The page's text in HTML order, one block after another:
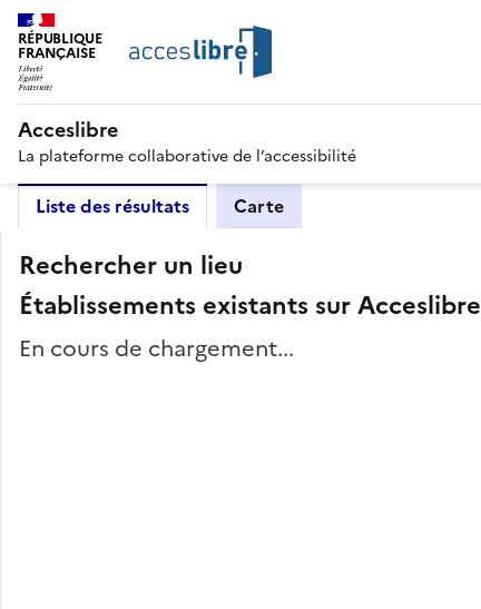
RÉPUBLIQUE
FRANÇAISE
Acceslibre
La plateforme collaborative de l’accessibilité
Liste des résultats Carte
Rechercher un lieu
Établissements existants sur Acceslibre
En cours de chargement...